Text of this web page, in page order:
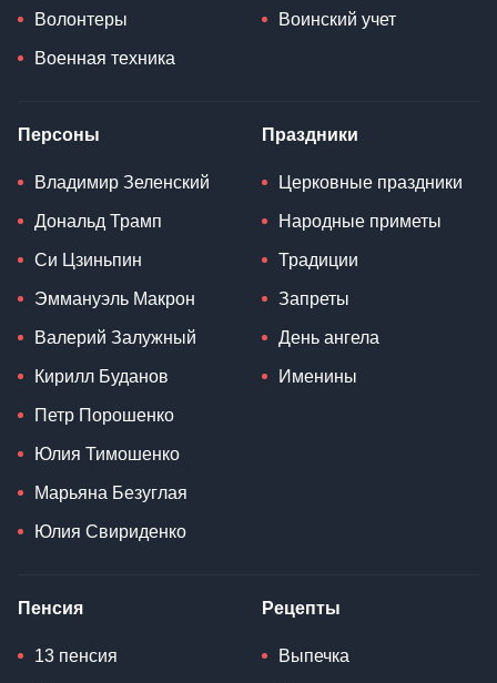
Волонтеры
Военная техника
Воинский учет
Персоны
Владимир Зеленский
Дональд Трамп
Си Цзиньпин
Эммануэль Макрон
Валерий Залужный
Кирилл Буданов
Петр Порошенко
Юлия Тимошенко
Марьяна Безуглая
Юлия Свириденко
Праздники
Церковные праздники
Народные приметы
Традиции
Запреты
День ангела
Именины
Пенсия
13 пенсия
Рецепты
Выпечка